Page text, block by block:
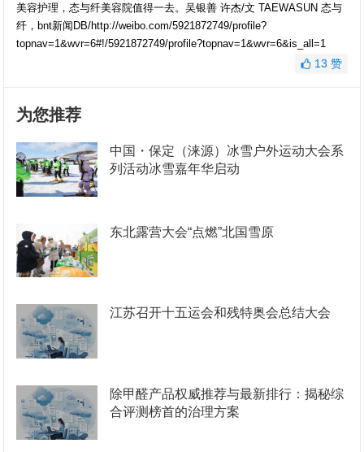
美容护理，态与纤美容院值得一去。吴银善 许杰/文 TAEWASUN 态与
纤，bnt新闻DB/http://weibo.com/5921872749/profile?
topnav=1&wvr=6#!/5921872749/profile?topnav=1&wvr=6&is_all=1
13 赞
为您推荐
中国・保定（涞源）冰雪户外运动大会系
列活动冰雪嘉年华启动
东北露营大会“点燃”北国雪原
江苏召开十五运会和残特奥会总结大会
除甲醛产品权威推荐与最新排行：揭秘综
合评测榜首的治理方案